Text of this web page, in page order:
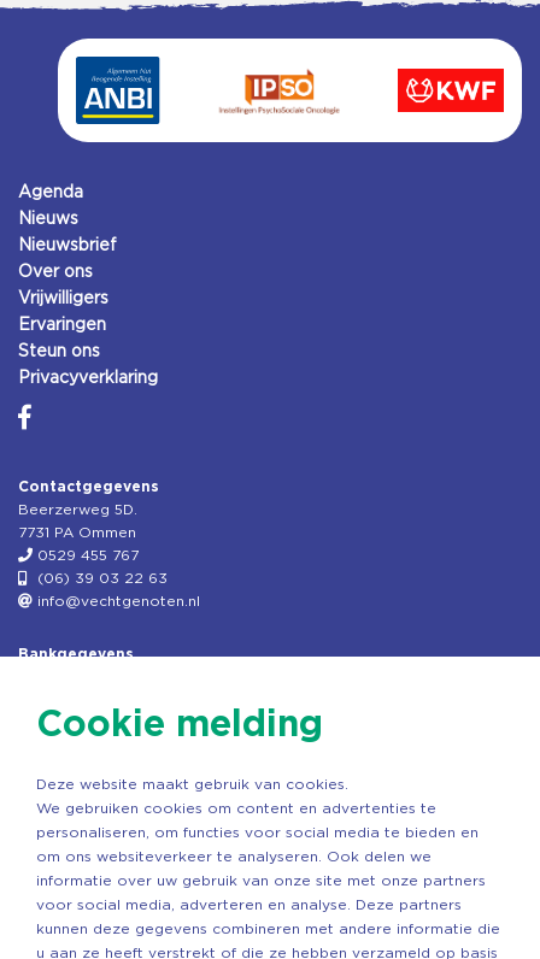
Agenda
Nieuws
Nieuwsbrief
Over ons
Vrijwilligers
Ervaringen
Steun ons
Privacyverklaring
Contactgegevens
Beerzerweg 5D.
7731 PA Ommen
0529 455 767
(06) 39 03 22 63
info@vechtgenoten.nl
Bankgegevens
Rek.nr: NL85RABO0127579230
Copyright ©2026 Vechtgenoten
Cookie melding
Deze website maakt gebruik van cookies.
We gebruiken cookies om content en advertenties te
personaliseren, om functies voor social media te bieden en
om ons websiteverkeer te analyseren. Ook delen we
informatie over uw gebruik van onze site met onze partners
voor social media, adverteren en analyse. Deze partners
kunnen deze gegevens combineren met andere informatie die
u aan ze heeft verstrekt of die ze hebben verzameld op basis